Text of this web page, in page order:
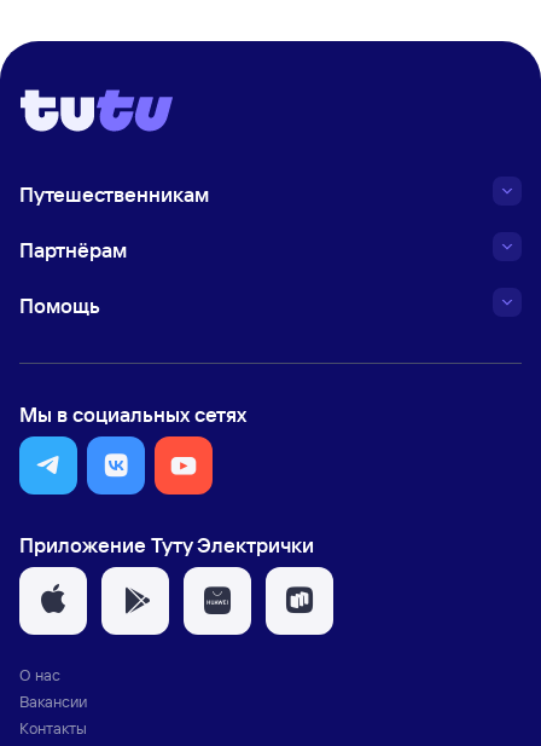
Путешественникам
Партнёрам
Помощь
Мы в социальных сетях
Приложение Туту Электрички
О нас
Вакансии
Контакты